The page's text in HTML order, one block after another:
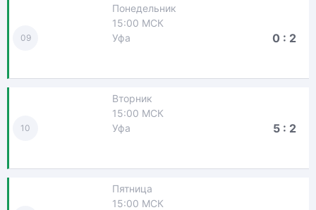
09
Понедельник
15:00 МСК
Уфа
0 : 2
10
Вторник
15:00 МСК
Уфа
5 : 2
Пятница
15:00 МСК